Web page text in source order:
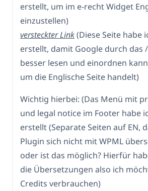
erstellt, um im e-recht Widget
einzustellen)
versteckter Link(Diese Seite habe
erstellt, damit Google durch das
besser lesen und einordnen
um die Englische Seite handelt)
Wichtig hierbei: (Das Menü mit
und legal notice im Footer habe
erstellt (Separate Seiten auf EN,
Plugin sich nicht mit WPML
oder ist das möglich? Hierfür
die Übersetzungen also ich
Credits verbrauchen)